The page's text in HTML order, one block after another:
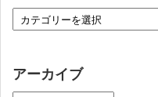
アーカイブ